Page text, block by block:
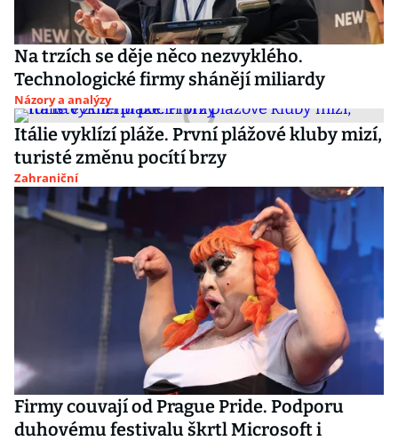
Na trzích se děje něco nezvyklého.
Technologické firmy shánějí miliardy
Názory a analýzy
Itálie vyklízí pláže. První plážové kluby mizí,
turisté změnu pocítí brzy
Zahraniční
Firmy couvají od Prague Pride. Podporu
duhovému festivalu škrtl Microsoft i